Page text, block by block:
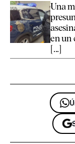
Una
en un
[...]